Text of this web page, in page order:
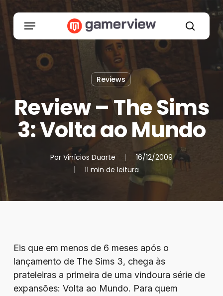
search
Menu
Reviews
Review – The Sims
3: Volta ao Mundo
Por Vinícios Duarte
16/12/2009
11 min de leitura
Eis que em menos de 6 meses após o
lançamento de The Sims 3, chega às
prateleiras a primeira de uma vindoura série de
expansões: Volta ao Mundo. Para quem